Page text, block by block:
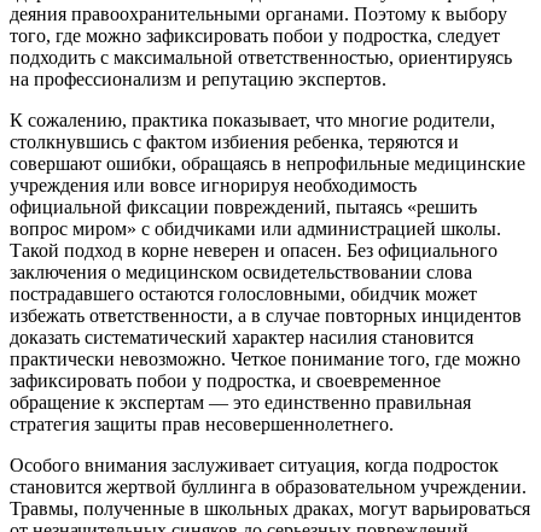
деяния правоохранительными органами. Поэтому к выбору
того, где можно зафиксировать побои у подростка, следует
подходить с максимальной ответственностью, ориентируясь
на профессионализм и репутацию экспертов.
К сожалению, практика показывает, что многие родители,
столкнувшись с фактом избиения ребенка, теряются и
совершают ошибки, обращаясь в непрофильные медицинские
учреждения или вовсе игнорируя необходимость
официальной фиксации повреждений, пытаясь «решить
вопрос миром» с обидчиками или администрацией школы.
Такой подход в корне неверен и опасен. Без официального
заключения о медицинском освидетельствовании слова
пострадавшего остаются голословными, обидчик может
избежать ответственности, а в случае повторных инцидентов
доказать систематический характер насилия становится
практически невозможно. Четкое понимание того, где можно
зафиксировать побои у подростка, и своевременное
обращение к экспертам — это единственно правильная
стратегия защиты прав несовершеннолетнего.
Особого внимания заслуживает ситуация, когда подросток
становится жертвой буллинга в образовательном учреждении.
Травмы, полученные в школьных драках, могут варьироваться